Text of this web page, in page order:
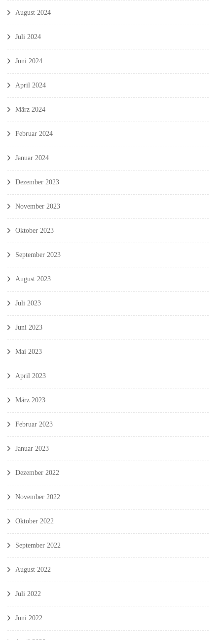
August 2024
Juli 2024
Juni 2024
April 2024
März 2024
Februar 2024
Januar 2024
Dezember 2023
November 2023
Oktober 2023
September 2023
August 2023
Juli 2023
Juni 2023
Mai 2023
April 2023
März 2023
Februar 2023
Januar 2023
Dezember 2022
November 2022
Oktober 2022
September 2022
August 2022
Juli 2022
Juni 2022